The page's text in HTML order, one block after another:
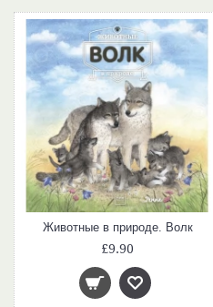
Животные в природе. Волк
£9.90